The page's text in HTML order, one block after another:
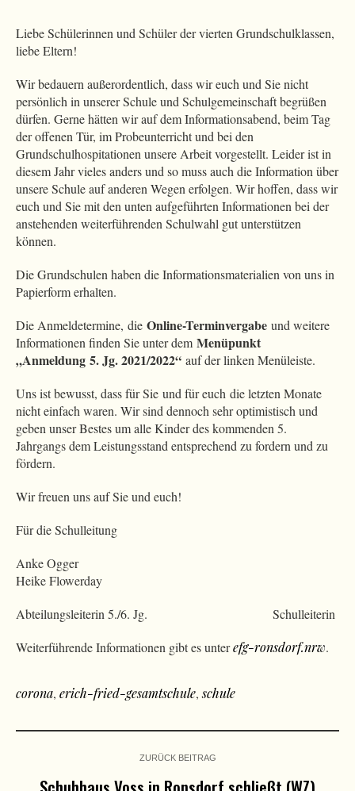
Liebe Schülerinnen und Schüler der vierten Grundschulklassen,
liebe Eltern!
Wir bedauern außerordentlich, dass wir euch und Sie nicht
persönlich in unserer Schule und Schulgemeinschaft begrüßen
dürfen. Gerne hätten wir auf dem Informationsabend, beim Tag
der offenen Tür, im Probeunterricht und bei den
Grundschulhospitationen unsere Arbeit vorgestellt. Leider ist in
diesem Jahr vieles anders und so muss auch die Information über
unsere Schule auf anderen Wegen erfolgen. Wir hoffen, dass wir
euch und Sie mit den unten aufgeführten Informationen bei der
anstehenden weiterführenden Schulwahl gut unterstützen
können.
Die Grundschulen haben die Informationsmaterialien von uns in
Papierform erhalten.
Die Anmeldetermine, die Online-Terminvergabe und weitere
Informationen finden Sie unter dem Menüpunkt
„Anmeldung 5. Jg. 2021/2022“ auf der linken Menüleiste.
Uns ist bewusst, dass für Sie und für euch die letzten Monate
nicht einfach waren. Wir sind dennoch sehr optimistisch und
geben unser Bestes um alle Kinder des kommenden 5.
Jahrgangs dem Leistungsstand entsprechend zu fordern und zu
fördern.
Wir freuen uns auf Sie und euch!
Für die Schulleitung
Anke Ogger
Heike Flowerday
Abteilungsleiterin 5./6. Jg. Schulleiterin
Weiterführende Informationen gibt es unterefg-ronsdorf.nrw.
corona, erich-fried-gesamtschule,schule
ZURÜCK BEITRAG